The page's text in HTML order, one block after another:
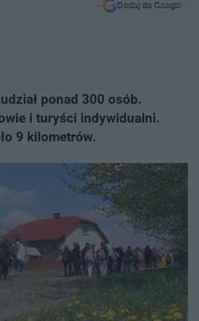
Dodaj do Google
ponad 300 osób.
i turyści indywidualni.
9 kilometrów.